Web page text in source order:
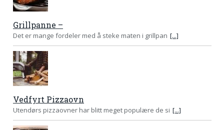
Grillpanne –
Det er mange fordeler med å steke maten i grillpan [...]
Vedfyrt Pizzaovn
Utendørs pizzaovner har blitt meget populære de si [...]